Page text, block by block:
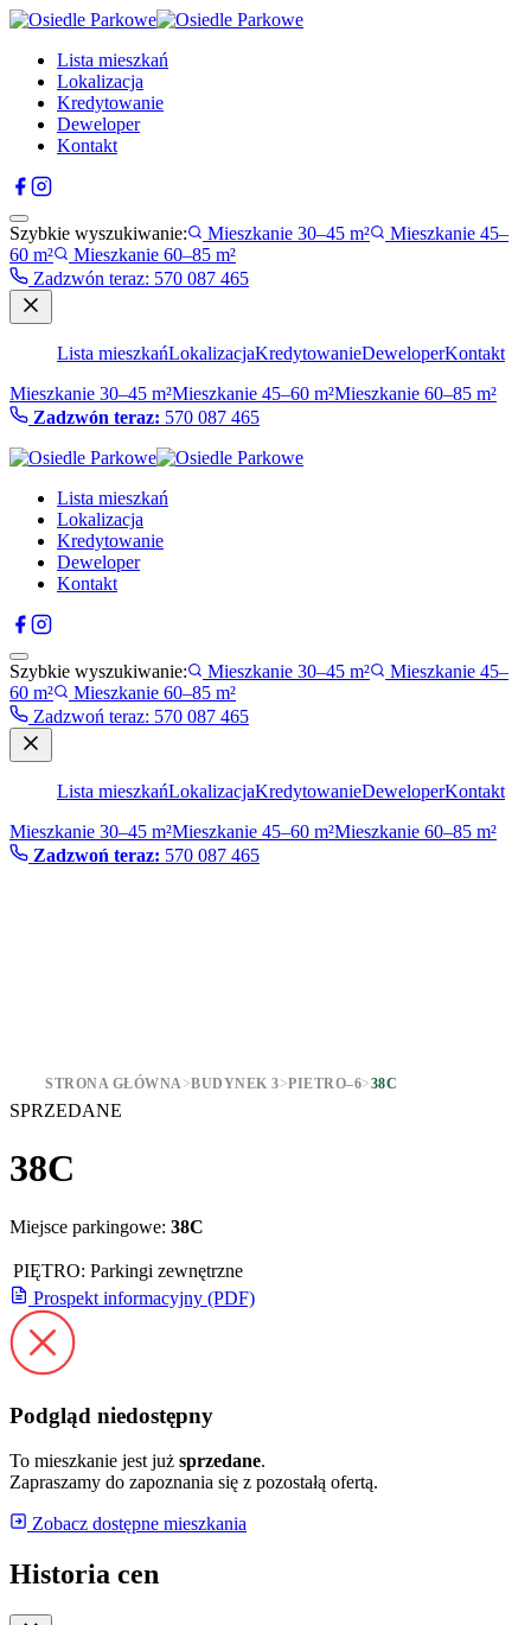
Lista mieszkań
Lokalizacja
Kredytowanie
Deweloper
Kontakt
Szybkie wyszukiwanie: Mieszkanie 30–45 m²
Mieszkanie 45–
60 m²
Mieszkanie 60–85 m²
Zadzwón teraz: 570 087 465
Lista mieszkańLokalizacjaKredytowanieDeweloperKontakt
Mieszkanie 30–45 m²Mieszkanie 45–60 m²Mieszkanie 60–85 m²
Zadzwón teraz: 570 087 465
Lista mieszkań
Lokalizacja
Kredytowanie
Deweloper
Kontakt
Szybkie wyszukiwanie: Mieszkanie 30–45 m²
Mieszkanie 45–
60 m²
Mieszkanie 60–85 m²
Zadzwoń teraz: 570 087 465
Lista mieszkańLokalizacjaKredytowanieDeweloperKontakt
Mieszkanie 30–45 m²Mieszkanie 45–60 m²Mieszkanie 60–85 m²
Zadzwoń teraz: 570 087 465
STRONA GŁÓWNA>BUDYNEK 3>PIETRO–6>38C
SPRZEDANE
38C
Miejsce parkingowe: 38C
PIĘTRO: Parkingi zewnętrzne
Prospekt informacyjny (PDF)
Podgląd niedostępny
To mieszkanie jest już sprzedane.
Zapraszamy do zapoznania się z pozostałą ofertą.
Zobacz dostępne mieszkania
Historia cen